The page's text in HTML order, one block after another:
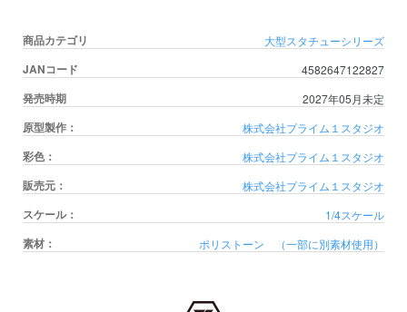
商品カテゴリ 大型スタチューシリーズ
JANコード 4582647122827
発売時期 2027年05月未定
原型製作： 株式会社プライム１スタジオ
彩色： 株式会社プライム１スタジオ
販売元： 株式会社プライム１スタジオ
スケール： 1/4スケール
素材： ポリストーン （一部に別素材使用）